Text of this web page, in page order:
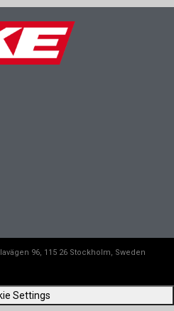
96, 115 26 Stockholm, Sweden
Settings